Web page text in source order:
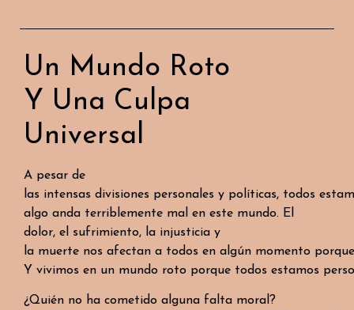
Un Mundo Roto
Y Una Culpa
Universal
A pesar de
las intensas divisiones personales y políticas, todos
algo anda terriblemente mal en este mundo. El
dolor, el sufrimiento, la injusticia y
la muerte nos afectan a todos en algún momento
Y vivimos en un mundo roto porque todos estamos
¿Quién no ha cometido alguna falta moral?